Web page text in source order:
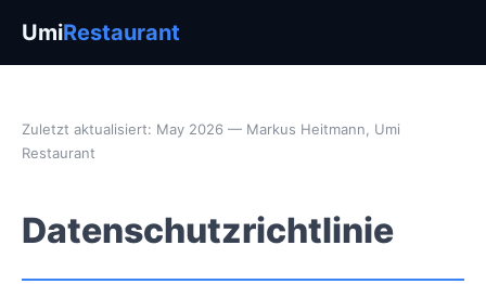
UmiRestaurant
Zuletzt aktualisiert: May 2026 — Markus Heitmann, Umi
Restaurant
Datenschutzrichtlinie